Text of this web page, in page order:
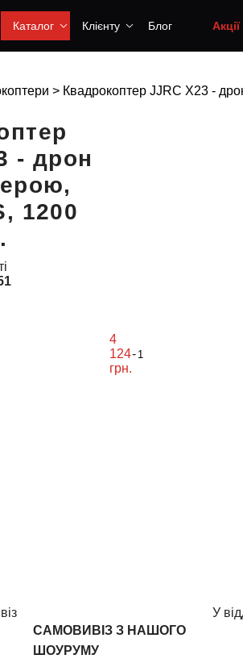
Каталог Клієнту Блог Акції
> Квадрокоптер JJRC X23 -
- дрон
1200
4
124
грн.
-
САМОВИВІЗ З НАШОГО
ШОУРУМУ
У